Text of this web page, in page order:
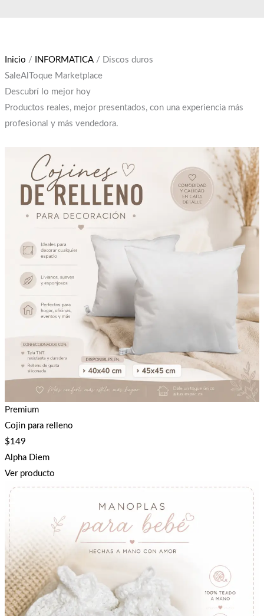
Inicio / INFORMATICA/ Discos duros
SaleAlToque Marketplace
Descubrí lo mejor hoy
Productos reales, mejor presentados, con una experiencia más
profesional y más vendedora.
Premium
Cojin para relleno
$149
Alpha Diem
Ver producto
era:
$12,000.
es:
$10,000.